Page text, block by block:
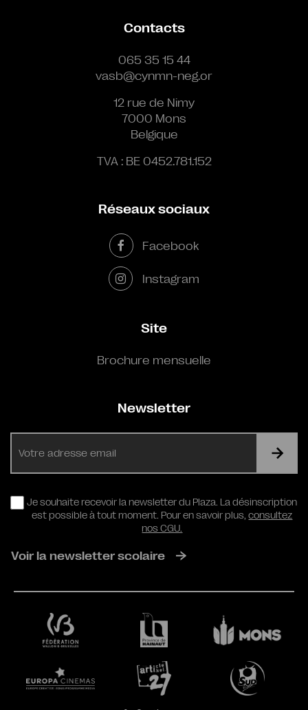
Contacts
065 35 15 44
vasb@cynmn-neg.or
12 rue de Nimy
7000 Mons
Belgique
TVA : BE 0452.781.152
Réseaux sociaux
Facebook
Instagram
Site
Brochure mensuelle
Newsletter
RGPD
Je souhaite recevoir la newsletter du Plaza. La désinscription
est possible à tout moment. Pour en savoir plus,consultez
nos CGU.
Voir la newsletter scolaire